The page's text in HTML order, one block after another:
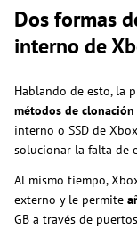
Dos formas
interno de
Hablando de esto, la
métodos de clonación
interno o SSD de
solucionar la falta de
Al mismo tiempo,
externo y le permite
GB a través de